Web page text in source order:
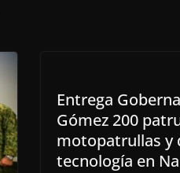
Entrega
Gómez 200
motopatrullas y
tecnología en